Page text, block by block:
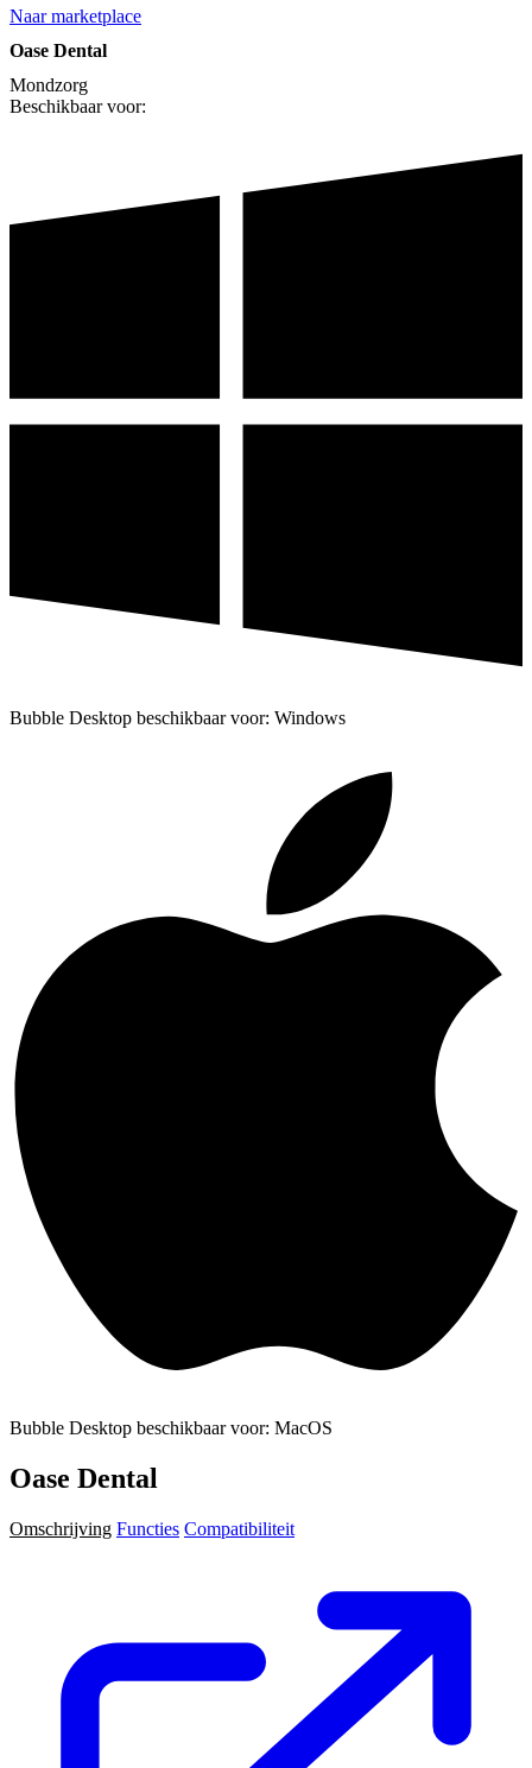
Naar marketplace
Oase Dental
Mondzorg
Beschikbaar voor:
Bubble Desktop beschikbaar voor: Windows
Bubble Desktop beschikbaar voor: MacOS
Oase Dental
Omschrijving Functies Compatibiliteit